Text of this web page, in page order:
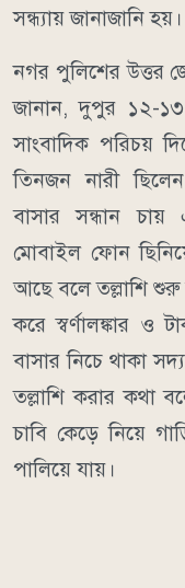
সন্ধ্যায় জানাজানি হয়।
নগর পুলিশের উত্তর
জানান, দুপুর ১২-
সাংবাদিক পরিচয়
তিনজন নারী
বাসার সন্ধান
মোবাইল ফোন
আছে বলে তল্লাশি শুরু
করে স্বর্ণালঙ্কার ও
বাসার নিচে থাকা
তল্লাশি করার কথা
চাবি কেড়ে নিয়ে
পালিয়ে যায়।